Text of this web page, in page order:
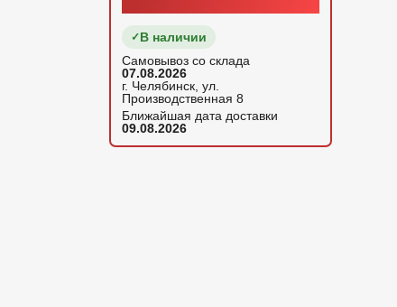
В наличии
Самовывоз со склада
07.08.2026
г. Челябинск, ул.
Производственная 8
Ближайшая дата доставки
09.08.2026